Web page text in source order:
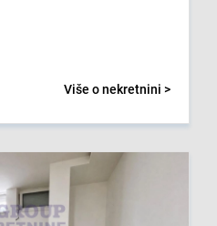
Više o nekretnini >